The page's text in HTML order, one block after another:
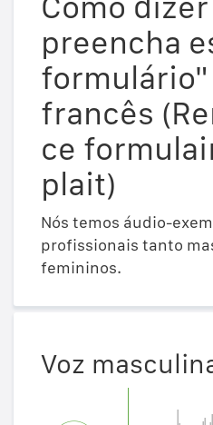
preencha
formulário"
francês
ce
plait)
Nós temos áudio-
profissionais tanto
femininos.
Voz